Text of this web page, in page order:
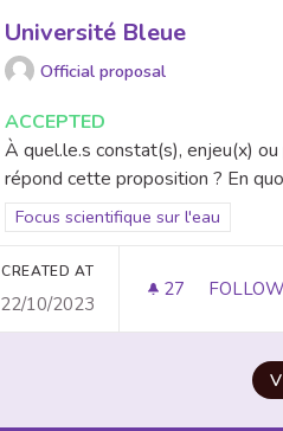
Université Bleue
Official proposal
ACCEPTED
À quel.le.s constat(s), enjeu(x)
répond cette proposition ? En
Filter results for scope: Focus
Focus scientifique sur l'eau
CREATED AT
22/10/2023
27 27
FOLLOW